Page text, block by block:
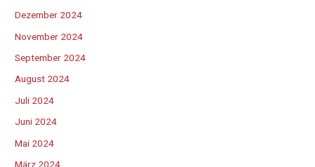
Dezember 2024
November 2024
September 2024
August 2024
Juli 2024
Juni 2024
Mai 2024
März 2024